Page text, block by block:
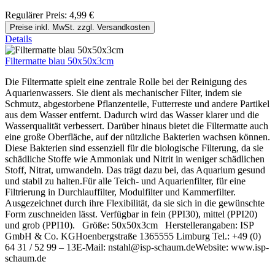
Regulärer Preis: 4,99 €
Preise inkl. MwSt. zzgl. Versandkosten
Details
Filtermatte blau 50x50x3cm
Die Filtermatte spielt eine zentrale Rolle bei der Reinigung des
Aquarienwassers. Sie dient als mechanischer Filter, indem sie
Schmutz, abgestorbene Pflanzenteile, Futterreste und andere Partikel
aus dem Wasser entfernt. Dadurch wird das Wasser klarer und die
Wasserqualität verbessert. Darüber hinaus bietet die Filtermatte auch
eine große Oberfläche, auf der nützliche Bakterien wachsen können.
Diese Bakterien sind essenziell für die biologische Filterung, da sie
schädliche Stoffe wie Ammoniak und Nitrit in weniger schädlichen
Stoff, Nitrat, umwandeln. Das trägt dazu bei, das Aquarium gesund
und stabil zu halten.Für alle Teich- und Aquarienfilter, für eine
Filtrierung in Durchlauffilter, Modulfilter und Kammerfilter.
Ausgezeichnet durch ihre Flexibilität, da sie sich in die gewünschte
Form zuschneiden lässt. Verfügbar in fein (PPI30), mittel (PPI20)
und grob (PPI10). Größe: 50x50x3cm Herstellerangaben: ISP
GmbH & Co. KGHoenbergstraße 1365555 Limburg Tel.: +49 (0)
64 31 / 52 99 – 13E-Mail: nstahl@isp-schaum.deWebsite: www.isp-
schaum.de